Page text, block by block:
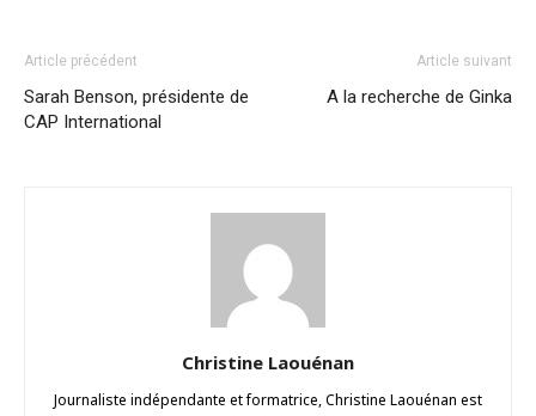
Article précédent
Sarah Benson, présidente de
CAP International
Article suivant
A la recherche de Ginka
Christine Laouénan
Journaliste indépendante et formatrice, Christine Laouénan est